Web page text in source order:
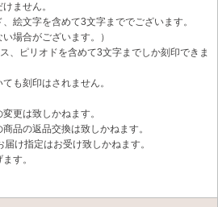
ません。
絵文字を含めて3文字まででございます。
場合がございます。）
ピリオドを含めて3文字までしか刻印できま
も刻印はされません。
更は致しかねます。
品の返品交換は致しかねます。
け指定はお受け致しかねます。
す。